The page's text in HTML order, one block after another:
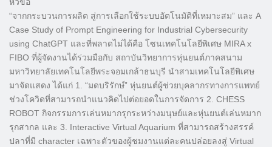
“จากกระบวนการผลิต สู่การเลือกใช้ระบบอัตโนมัติที่เหมาะสม” และ A
Case Study of Prompt Engineering for Industrial Cybersecurity
using ChatGPT และที่พลาดไม่ได้คือ โซนเทคโนโลยีพิเศษ MIRA x
FIBO ที่ผู้จัดงานได้ร่วมมือกับ สถาบันวิทยาการหุ่นยนต์ภาคสนาม
มหาวิทยาลัยเทคโนโลยีพระจอมเกล้าธนบุรี นำสามเทคโนโลยีพิเศษ
มาจัดแสดง ได้แก่ 1. “มดบริรักษ์” หุ่นยนต์ผู้ช่วยบุคลากรทางการแพทย์
ช่วงโควิดที่สามารถนำแนวคิดไปต่อยอดในการจัดการ 2. CHESS
ROBOT กิจกรรมการเล่นหมากรุกระหว่างมนุษย์และหุ่นยนต์เล่นหมาก
รุกสากล และ 3. Interactive Virtual Aquarium ที่สามารถสร้างสรรค์
ปลาที่มี character เฉพาะตัวของผู้ชมงานแต่ละคนปล่อยลงสู่ Virtual